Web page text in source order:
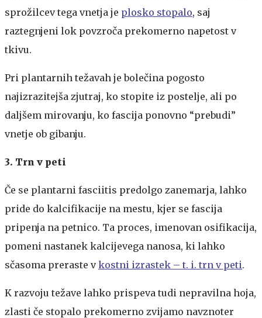
sprožilcev tega vnetja je plosko stopalo, saj
raztegnjeni lok povzroča prekomerno napetost v
tkivu.
Pri plantarnih težavah je bolečina pogosto
najizrazitejša zjutraj, ko stopite iz postelje, ali po
daljšem mirovanju, ko fascija ponovno “prebudi”
vnetje ob gibanju.
3. Trn v peti
Če se plantarni fasciitis predolgo zanemarja, lahko
pride do kalcifikacije na mestu, kjer se fascija
pripenja na petnico. Ta proces, imenovan osifikacija,
pomeni nastanek kalcijevega nanosa, ki lahko
sčasoma preraste vkostni izrastek – t. i. trn v peti.
K razvoju težave lahko prispeva tudi nepravilna hoja,
zlasti če stopalo prekomerno zvijamo navznoter